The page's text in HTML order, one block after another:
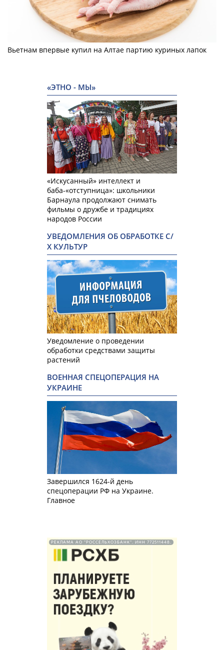
Вьетнам впервые купил на Алтае партию куриных лапок
«ЭТНО - МЫ»
«Искусанный» интеллект и
баба-«отступница»: школьники
Барнаула продолжают снимать
фильмы о дружбе и традициях
народов России
УВЕДОМЛЕНИЯ ОБ ОБРАБОТКЕ С/
Х КУЛЬТУР
Уведомление о проведении
обработки средствами защиты
растений
ВОЕННАЯ СПЕЦОПЕРАЦИЯ НА
УКРАИНЕ
Завершился 1624-й день
спецоперации РФ на Украине.
Главное
РЕКЛАМА АО "РОССЕЛЬХОЗБАНК". ИНН 772511448.